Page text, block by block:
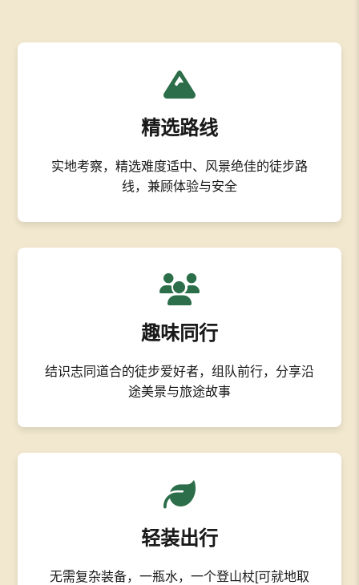
精选路线
实地考察，精选难度适中、风景绝佳的徒步路
线，兼顾体验与安全
趣味同行
结识志同道合的徒步爱好者，组队前行，分享沿
途美景与旅途故事
轻装出行
无需复杂装备，一瓶水，一个登山杖[可就地取